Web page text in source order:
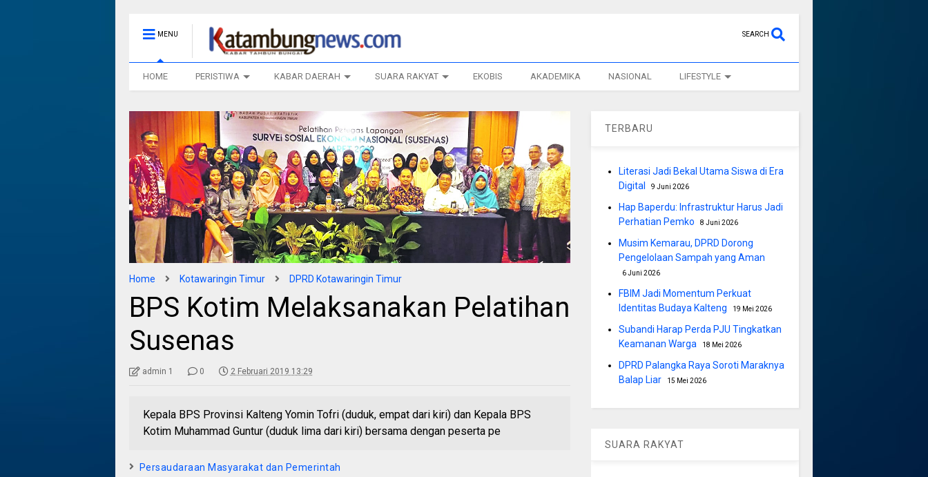
MENU SEARCH
HOME PERISTIWA KABAR DAERAH SUARA RAKYAT EKOBIS AKADEMIKA NASIONAL LIFESTYLE
Home Kotawaringin Timur DPRD Kotawaringin Timur
BPS Kotim Melaksanakan Pelatihan
Susenas
admin 1 0 2 Februari 2019 13:29
Kepala BPS Provinsi Kalteng Yomin Tofri (duduk, empat dari kiri) dan Kepala BPS
Kotim Muhammad Guntur (duduk lima dari kiri) bersama dengan peserta pe
Persaudaraan Masyarakat dan Pemerintah
TERBARU
Literasi Jadi Bekal Utama Siswa di Era
Digital
9 Juni 2026
Hap Baperdu: Infrastruktur Harus Jadi
Perhatian Pemko
8 Juni 2026
Musim Kemarau, DPRD Dorong
Pengelolaan Sampah yang Aman
6 Juni 2026
FBIM Jadi Momentum Perkuat
Identitas Budaya Kalteng
19 Mei 2026
Subandi Harap Perda PJU Tingkatkan
Keamanan Warga
18 Mei 2026
DPRD Palangka Raya Soroti Maraknya
Balap Liar
15 Mei 2026
SUARA RAKYAT